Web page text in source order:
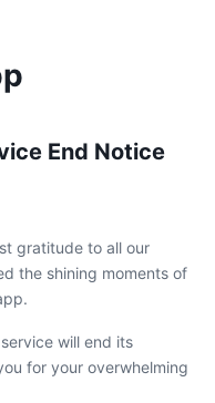
End Notice
gratitude to all our
the shining moments of
will end its
for your overwhelming